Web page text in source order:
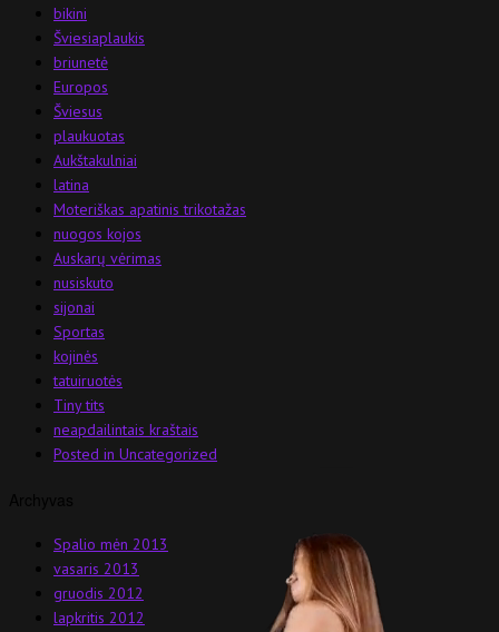
bikini
Šviesiaplaukis
briunetė
Europos
Šviesus
plaukuotas
Aukštakulniai
latina
Moteriškas apatinis trikotažas
nuogos kojos
Auskarų vėrimas
nusiskuto
sijonai
Sportas
kojinės
tatuiruotės
Tiny tits
neapdailintais kraštais
Posted in Uncategorized
Spalio mėn 2013
vasaris 2013
gruodis 2012
lapkritis 2012